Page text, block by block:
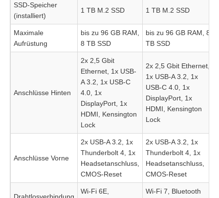
SSD-Speicher
(installiert)
1 TB M.2 SSD 1 TB M.2 SSD
Maximale
Aufrüstung
bis zu 96 GB RAM,
8 TB SSD
bis zu 96 GB RAM, 8
TB SSD
Anschlüsse Hinten
2x 2,5 Gbit
Ethernet, 1x USB-
A 3.2, 1x USB-C
4.0, 1x
DisplayPort, 1x
HDMI, Kensington
Lock
2x 2,5 Gbit Ethernet,
1x USB-A 3.2, 1x
USB-C 4.0, 1x
DisplayPort, 1x
HDMI, Kensington
Lock
Anschlüsse Vorne
2x USB-A 3.2, 1x
Thunderbolt 4, 1x
Headsetanschluss,
CMOS-Reset
2x USB-A 3.2, 1x
Thunderbolt 4, 1x
Headsetanschluss,
CMOS-Reset
Wi-Fi 6E,
Wi-Fi 7, Bluetooth